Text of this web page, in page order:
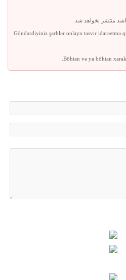
منتشر نخواهد شد.
Göndərdiyiniz şərhlər onlayn təsvir idarəetmə
Böhtan və ya böhtan